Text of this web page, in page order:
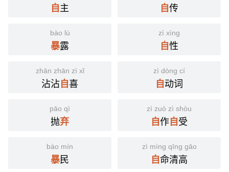
⒈ 本指言行违背仁义。语本后多指自甘堕落，不求上进。
《孟子·离娄上》：「自暴者，不可与有言也；自弃
者，不可与有为也。言非礼义，谓之自暴也；吾身不
能居仁由义，谓之自弃也。仁，人之安宅也；义，人
《红楼梦·第四八回》：「探春黛玉都笑道：『谁不是
顽，难道我们是认真作诗呢。若说我们认真成了诗，
也算自暴自弃了。』」
《文明小史·第一二回》：「今诸君不勉图进步，忽然
甚！」
自惭形秽 妄自菲薄
自主 自传
bào lù
暴露
zì xìng
自性
zhān zhān zì xǐ
沾沾自喜
zì dòng cí
自动词
pāo qì
抛弃
zì zuò zì shòu
自作自受
bào mín
暴民
zì mìng qīng gāo
自命清高